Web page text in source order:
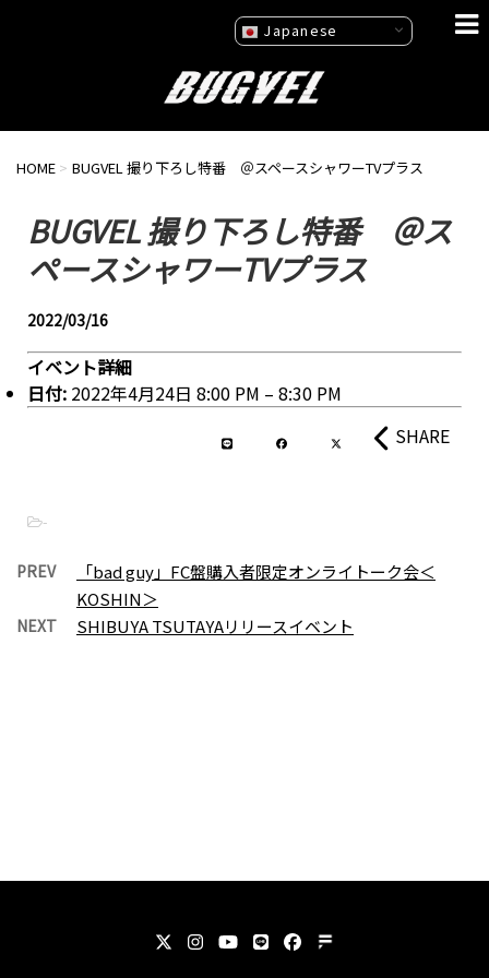
HOME > BUGVEL 撮り下ろし特番 ＠スペースシャワーTVプラス
BUGVEL 撮り下ろし特番 ＠ス
ペースシャワーTVプラス
2022/03/16
イベント詳細
日付: 2022年4月24日 8:00 PM –8:30 PM
SHARE
-
PREV
「bad guy」FC盤購入者限定オンライトーク会＜
KOSHIN＞
NEXT SHIBUYA TSUTAYAリリースイベント
Japanese